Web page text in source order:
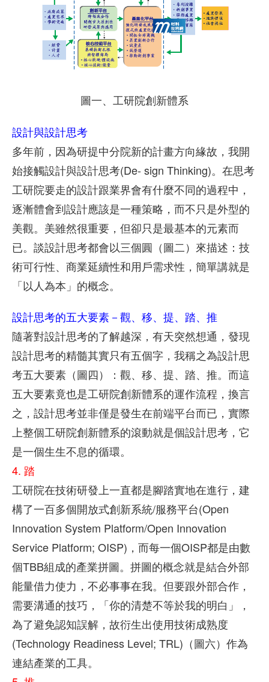
圖一、工研院創新體系
設計與設計思考
多年前，因為研提中分院新的計畫方向緣故，我開
始接觸設計與設計思考(De- sign Thinking)。在思考
工研院要走的設計跟業界會有什麼不同的過程中，
逐漸體會到設計應該是一種策略，而不只是外型的
美觀。美雖然很重要，但卻只是最基本的元素而
已。談設計思考都會以三個圓（圖二）來描述：技
術可行性、商業延續性和用戶需求性，簡單講就是
「以人為本」的概念。
設計思考的五大要素－觀、移、提、踏、推
隨著對設計思考的了解越深，有天突然想通，發現
設計思考的精髓其實只有五個字，我稱之為設計思
考五大要素（圖四）：觀、移、提、踏、推。而這
五大要素竟也是工研院創新體系的運作流程，換言
之，設計思考並非僅是發生在前端平台而已，實際
上整個工研院創新體系的滾動就是個設計思考，它
是一個生生不息的循環。
4. 踏
工研院在技術研發上一直都是腳踏實地在進行，建
構了一百多個開放式創新系統/服務平台(Open
Innovation System Platform/Open Innovation
Service Platform; OISP)，而每一個OISP都是由數
個TBB組成的產業拼圖。拼圖的概念就是結合外部
能量借力使力，不必事事在我。但要跟外部合作，
需要溝通的技巧，「你的清楚不等於我的明白」，
為了避免認知誤解，故衍生出使用技術成熟度
(Technology Readiness Level; TRL)（圖六）作為
連結產業的工具。